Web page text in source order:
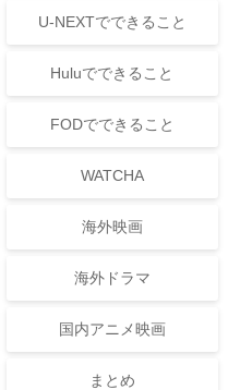
U-NEXTでできること
Huluでできること
FODでできること
WATCHA
海外映画
海外ドラマ
国内アニメ映画
まとめ